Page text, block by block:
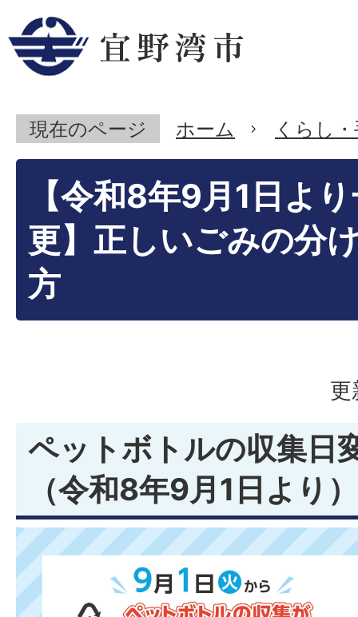
現在のページ ホーム くらし
【令和8年9月1日よ
更】正しいごみの分
方
更
ペットボトルの収集日
（令和8年9月1日より）